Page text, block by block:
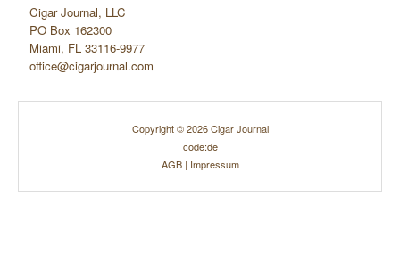
Cigar Journal, LLC
PO Box 162300
Miami, FL 33116-9977
office@cigarjournal.com
Copyright © 2026 Cigar Journal
code:de
AGB| Impressum